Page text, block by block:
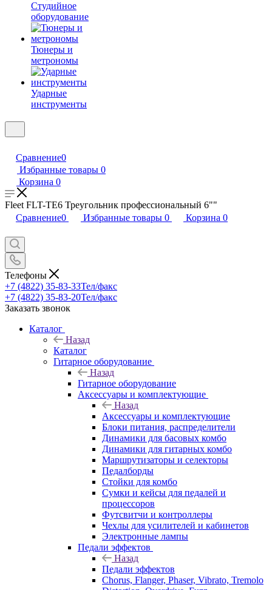
Студийное
оборудование
Тюнеры и
метрономы
Ударные
инструменты
Сравнение0
Избранные товары 0
Корзина 0
Fleet FLT-TE6 Треугольник профессиональный 6""
Сравнение0 Избранные товары 0 Корзина 0
Телефоны
+7 (4822) 35-83-33Тел/факс
+7 (4822) 35-83-20Тел/факс
Заказать звонок
Каталог
Назад
Каталог
Гитарное оборудование
Назад
Гитарное оборудование
Аксессуары и комплектующие
Назад
Аксессуары и комплектующие
Блоки питания, распределители
Динамики для басовых комбо
Динамики для гитарных комбо
Маршрутизаторы и селекторы
Педалборды
Стойки для комбо
Сумки и кейсы для педалей и
процессоров
Футсвитчи и контроллеры
Чехлы для усилителей и кабинетов
Электронные лампы
Педали эффектов
Назад
Педали эффектов
Chorus, Flanger, Phaser, Vibrato, Tremolo